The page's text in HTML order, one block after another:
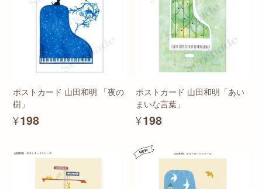
ポストカード 山田和明 「夜の
樹」
¥198
ポストカード 山田和明「あい
まいな言葉」
¥198